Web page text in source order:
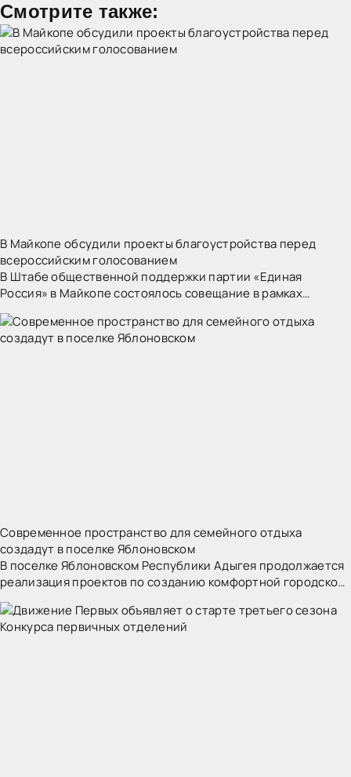
Смотрите также:
В Майкопе обсудили проекты благоустройства перед
всероссийским голосованием
В Штабе общественной поддержки партии «Единая
Россия» в Майкопе состоялось совещание в рамках
федерального партийного проекта «Городская среда».
Участники встречи обсудили дизайн-проекты
Современное пространство для семейного отдыха
создадут в поселке Яблоновском
В поселке Яблоновском Республики Адыгея продолжается
реализация проектов по созданию комфортной городской
среды. Одним из ключевых объектов благоустройства в
2026 году станет общественная территория